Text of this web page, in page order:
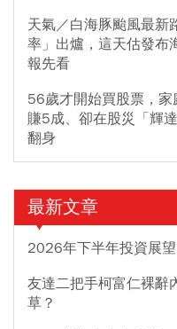
天氣／白海豚颱風最新
率」出爐，這天估發布
報先看
56歲才開始買股票，
賺5成、卻在股災「輝
翻身
最新文章
2026年下半年投資展
友達二把手柯富仁裸辭
草？